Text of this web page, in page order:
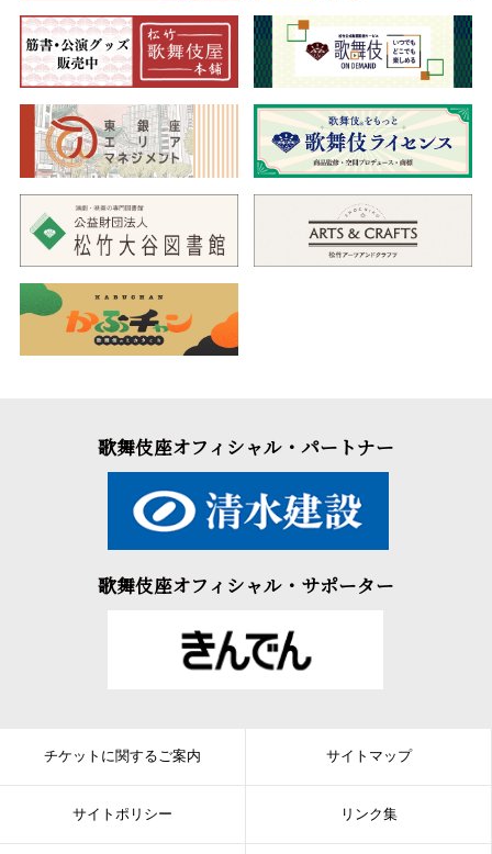
歌舞伎座オフィシャル・パートナー
歌舞伎座オフィシャル・サポーター
チケットに関するご案内 サイトマップ
サイトポリシー リンク集